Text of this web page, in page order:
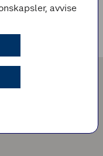
i nærmeste fremtid
avvise